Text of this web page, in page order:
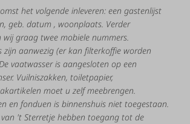
het volgendeinleveren: een gastenlijst
geb. datum , woonplaats. Verder
wij graag twee mobiele nummers.
zijn aanwezig (er kan filterkoffie worden
vaatwasser is aangesloten op een
Vuilniszakken, toiletpapier,
moet u zelf meebrengen.
en fonduen is binnenshuis niet toegestaan.
van 't Sterretje hebben toegang tot de